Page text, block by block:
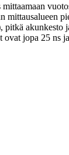
akunkesto
jopa 25 ns